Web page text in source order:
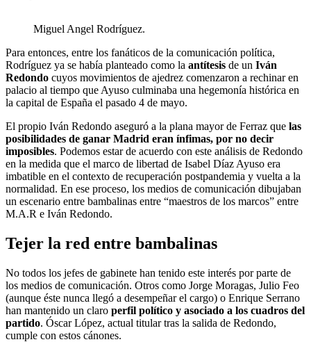
Miguel Angel Rodríguez.
Para entonces, entre los fanáticos de la comunicación política,
Rodríguez ya se había planteado como la antítesis de un Iván
Redondo cuyos movimientos de ajedrez comenzaron a rechinar en
palacio al tiempo que Ayuso culminaba una hegemonía histórica en
la capital de España el pasado 4 de mayo.
El propio Iván Redondo aseguró a la plana mayor de Ferraz que las
posibilidades de ganar Madrid eran ínfimas, por no decir
imposibles. Podemos estar de acuerdo con este análisis de Redondo
en la medida que el marco de libertad de Isabel Díaz Ayuso era
imbatible en el contexto de recuperación postpandemia y vuelta a la
normalidad. En ese proceso, los medios de comunicación dibujaban
un escenario entre bambalinas entre “maestros de los marcos” entre
M.A.R e Iván Redondo.
Tejer la red entre bambalinas
No todos los jefes de gabinete han tenido este interés por parte de
los medios de comunicación. Otros como Jorge Moragas, Julio Feo
(aunque éste nunca llegó a desempeñar el cargo) o Enrique Serrano
han mantenido un claro perfil político y asociado a los cuadros del
partido. Óscar López, actual titular tras la salida de Redondo,
cumple con estos cánones.